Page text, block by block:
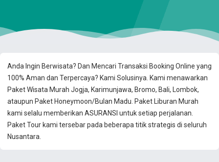
Anda Ingin Berwisata? Dan Mencari Transaksi Booking Online yang
100% Aman dan Terpercaya? Kami Solusinya. Kami menawarkan
Paket Wisata Murah Jogja, Karimunjawa, Bromo, Bali, Lombok,
ataupun Paket Honeymoon/Bulan Madu. Paket Liburan Murah
kami selalu memberikan ASURANSI untuk setiap perjalanan.
Paket Tour kami tersebar pada beberapa titik strategis di seluruh
Nusantara.